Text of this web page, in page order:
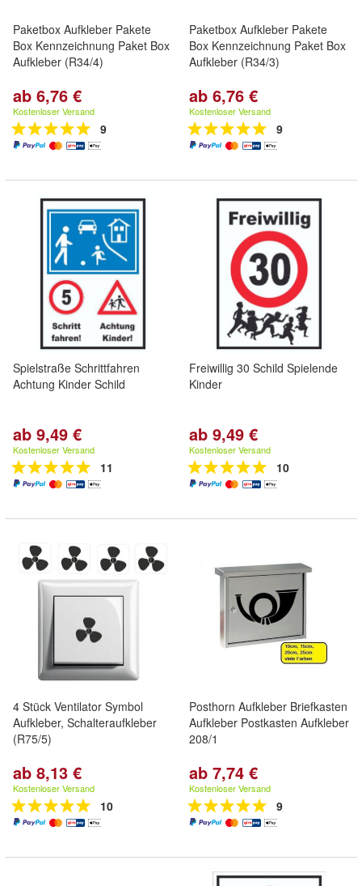
Paketbox Aufkleber Pakete
Box Kennzeichnung Paket Box
Aufkleber (R34/4)
ab 6,76 €
Kostenloser Versand
9
Paketbox Aufkleber Pakete
Box Kennzeichnung Paket Box
Aufkleber (R34/3)
ab 6,76 €
Kostenloser Versand
9
Spielstraße Schrittfahren
Achtung Kinder Schild
ab 9,49 €
Kostenloser Versand
11
Freiwillig 30 Schild Spielende
Kinder
ab 9,49 €
Kostenloser Versand
10
4 Stück Ventilator Symbol
Aufkleber, Schalteraufkleber
(R75/5)
ab 8,13 €
Kostenloser Versand
10
Posthorn Aufkleber Briefkasten
Aufkleber Postkasten Aufkleber
208/1
ab 7,74 €
Kostenloser Versand
9